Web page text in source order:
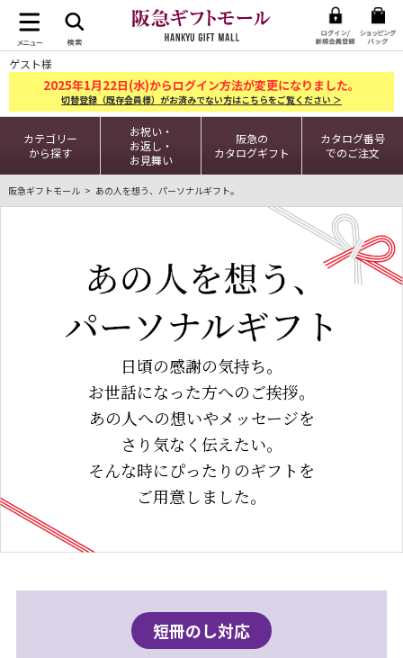
ゲスト様
2025年1月22日(水)からログイン方法が変更になりました。
切替登録（既存会員様）がお済みでない方はこちらをご覧ください ＞
カテゴリー
から探す
お祝い・
お返し・
お見舞い
阪急の
カタログギフト
カタログ番号
でのご注文
阪急ギフトモール あの人を想う、パーソナルギフト。
日頃の感謝の気持ち。
お世話になった方へのご挨拶。
あの人への想いやメッセージを
さり気なく伝えたい。
そんな時にぴったりのギフトを
ご用意しました。
短冊のし対応